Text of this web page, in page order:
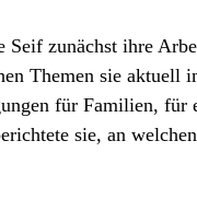
zunächst ihre
Themen sie aktuell
für Familien,
sie, an